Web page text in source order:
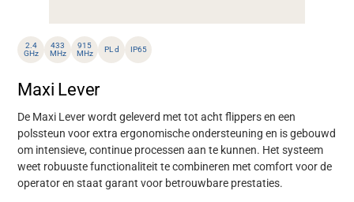
2.4
GHz
433
MHz
915
MHz
PL d IP65
Maxi Lever
De Maxi Lever wordt geleverd met tot acht flippers en een
polssteun voor extra ergonomische ondersteuning en is gebouwd
om intensieve, continue processen aan te kunnen. Het systeem
weet robuuste functionaliteit te combineren met comfort voor de
operator en staat garant voor betrouwbare prestaties.